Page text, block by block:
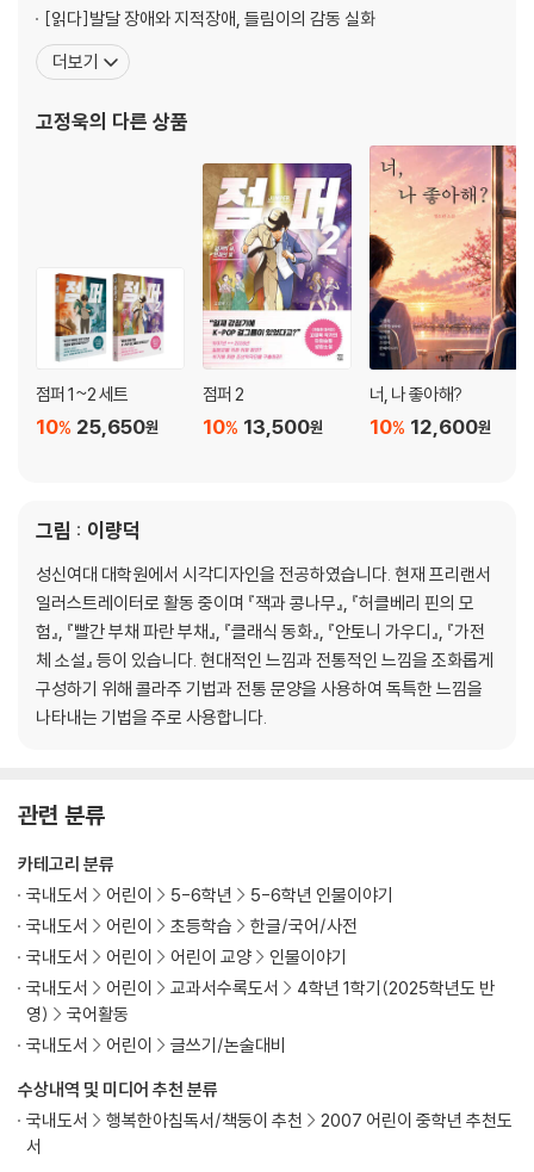
[읽다]발달 장애와 지적장애, 들림이의 감동 실화
더보기
고정욱의 다른 상품
점퍼 1~2 세트
25,650원
10%
점퍼 2
13,500원
10%
너, 나 좋아해?
12,600원
10%
그림 : 이량덕
성신여대 대학원에서 시각디자인을 전공하였습니다. 현재 프리랜서
일러스트레이터로 활동 중이며 『잭과 콩나무』, 『허클베리 핀의 모
험』, 『빨간 부채 파란 부채』, 『클래식 동화』, 『안토니 가우디』, 『가전
체 소설』 등이 있습니다. 현대적인 느낌과 전통적인 느낌을 조화롭게
구성하기 위해 콜라주 기법과 전통 문양을 사용하여 독특한 느낌을
나타내는 기법을 주로 사용합니다.
관련 분류
수상내역 및 미디어 추천 분류
국내도서
행복한아침독서/책둥이 추천
2007 어린이 중학년 추천도
서
카테고리 분류
국내도서
어린이 5-6학년
5-6학년 인물이야기
국내도서
어린이 초등학습
한글/국어/사전
국내도서
어린이 어린이 교양
인물이야기
국내도서
어린이 교과서수록도서
4학년 1학기(2025학년도 반
영)
국어활동
국내도서
어린이 글쓰기/논술대비